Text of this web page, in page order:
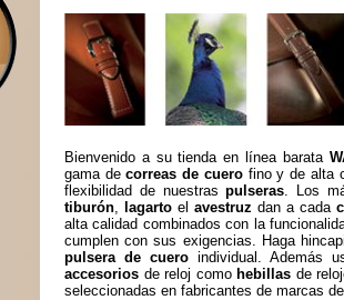
Bienvenido a su tienda en línea barata
gama decorreas de cuerofino y de alta
flexibilidad de nuestraspulseras. Los
tiburón, lagarto elavestruz dan a cada
alta calidad combinados con la
cumplen con sus exigencias. Haga
pulsera de cueroindividual. Además
accesorios de reloj como hebillas de
seleccionadas en fabricantes de marcas